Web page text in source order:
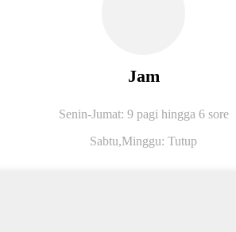
Jam
Senin-Jumat: 9 pagi hingga 6 sore
Sabtu,Minggu: Tutup